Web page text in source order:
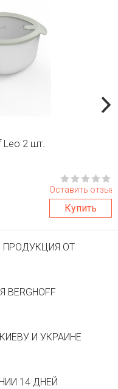
Leo 2 шт.
Оставить отзыв
Купить
ПРОДУКЦИЯ ОТ
И УКРАИНЕ
14 ДНЕЙ